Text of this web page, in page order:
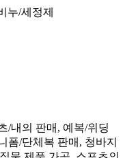
누/세정제
/내의 판매, 예복/위딩
폼/단체복 판매, 청바지